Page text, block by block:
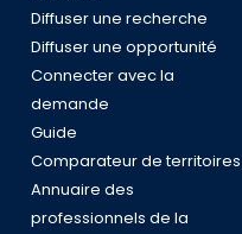
Diffuser une recherche
Diffuser une opportunité
Connecter avec la
demande
Guide
Comparateur de territoires
Annuaire des
professionnels de la